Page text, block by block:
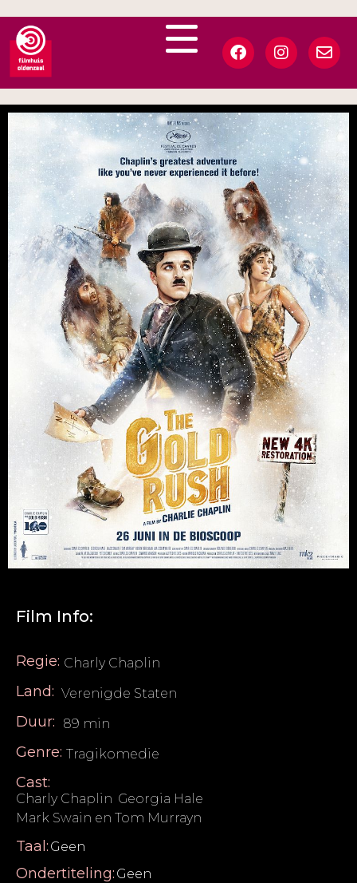
Film Info:
Regie: Charly Chaplin
Land: Verenigde Staten
Duur: 89 min
Genre: Tragikomedie
Cast:
Charly Chaplin Georgia Hale
Mark Swain en Tom Murrayn
Taal: Geen
Ondertiteling: Geen